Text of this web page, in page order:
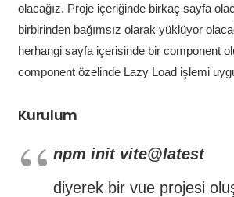
olacağız. Proje içeriğinde birkaç sayfa
birbirinden bağımsız olarak yüklüyor
herhangi sayfa içerisinde bir component
component özelinde Lazy Load işlemi
Kurulum
npm init vite@latest
diyerek bir vue projesi